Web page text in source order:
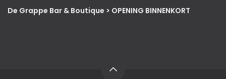
De Grappe Bar & Boutique > OPENING BINNENKORT